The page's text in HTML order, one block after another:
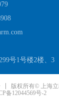
号1号楼2楼、3
版权所有© 上海
备12044569号-2